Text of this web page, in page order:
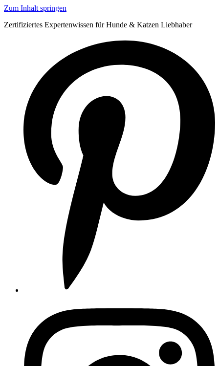
Zum Inhalt springen
Zertifiziertes Expertenwissen für Hunde & Katzen Liebhaber